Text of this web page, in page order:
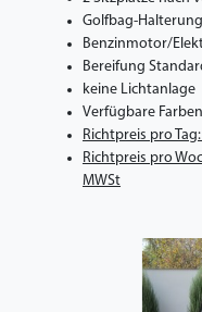
Golfbag-
Benzinmotor/
Bereifung
keine Lichtanlage
Verfügbare
Richtpreis pro
Richtpreis pro
MWSt